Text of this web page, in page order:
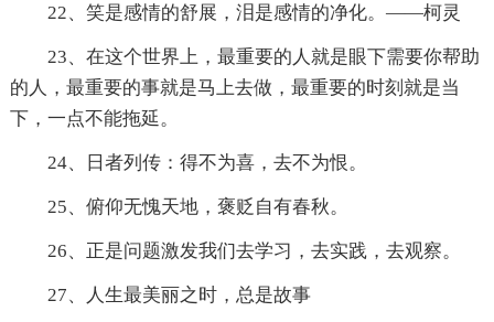
22、笑是感情的舒展，泪是感情的净化。——柯灵
23、在这个世界上，最重要的人就是眼下需要你帮助
的人，最重要的事就是马上去做，最重要的时刻就是当
下，一点不能拖延。
24、日者列传：得不为喜，去不为恨。
25、俯仰无愧天地，褒贬自有春秋。
26、正是问题激发我们去学习，去实践，去观察。
27、人生最美丽之时，总是故事